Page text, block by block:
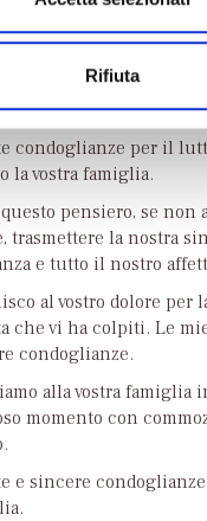
Rifiuta
parole adeguate
condoglianze per il
la vostra famiglia.
questo pensiero, se non
trasmettere la nostra
e tutto il nostro
al vostro dolore per
che vi ha colpiti. Le
condoglianze.
alla vostra famiglia
momento con
e sincere